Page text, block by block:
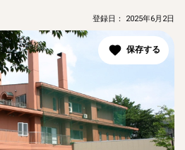
登録日： 2025年6月2日